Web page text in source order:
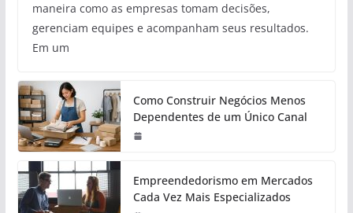
maneira como as empresas tomam decisões,
gerenciam equipes e acompanham seus resultados.
Em um
Como Construir Negócios Menos
Dependentes de um Único Canal
Empreendedorismo em Mercados
Cada Vez Mais Especializados